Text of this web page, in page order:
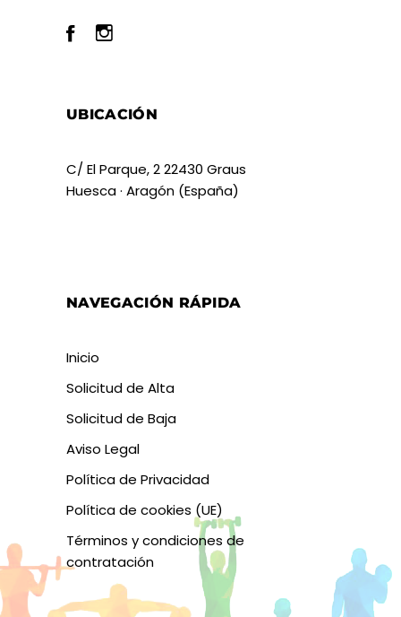
UBICACIÓN
C/ El Parque, 2 22430 Graus
Huesca · Aragón (España)
NAVEGACIÓN RÁPIDA
Inicio
Solicitud de Alta
Solicitud de Baja
Aviso Legal
Política de Privacidad
Política de cookies (UE)
Términos y condiciones de
contratación